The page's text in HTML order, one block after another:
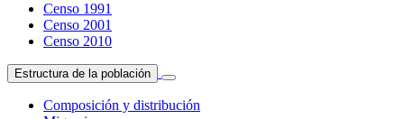
Censo 1991
Censo 2001
Censo 2010
Estructura de la población
Composición y distribución